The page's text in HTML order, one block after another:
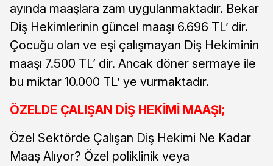
ayında maaşlara zam uygulanmaktadır. Bekar
Diş Hekimlerinin güncel maaşı 6.696 TL’ dir.
Çocuğu olan ve eşi çalışmayan Diş Hekiminin
maaşı 7.500 TL’ dir. Ancak döner sermaye ile
bu miktar 10.000 TL’ ye vurmaktadır.
ÖZELDE ÇALIŞAN DİŞ HEKİMİ MAAŞI;
Özel Sektörde Çalışan Diş Hekimi Ne Kadar
Maaş Alıyor? Özel poliklinik veya